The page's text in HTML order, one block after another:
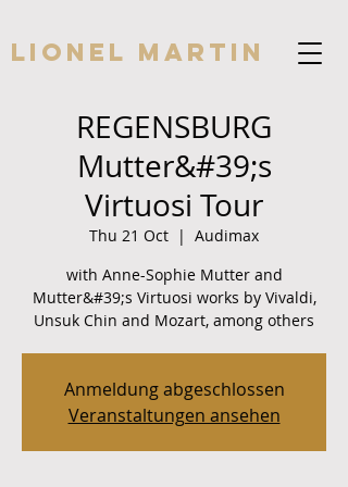
Lionel Martin
REGENSBURG
Mutter&#39;s
Virtuosi Tour
Thu 21 Oct
  |
Audimax
with Anne-Sophie Mutter and
Mutter&#39;s Virtuosi works by Vivaldi,
Unsuk Chin and Mozart, among others
Anmeldung abgeschlossen
Veranstaltungen ansehen